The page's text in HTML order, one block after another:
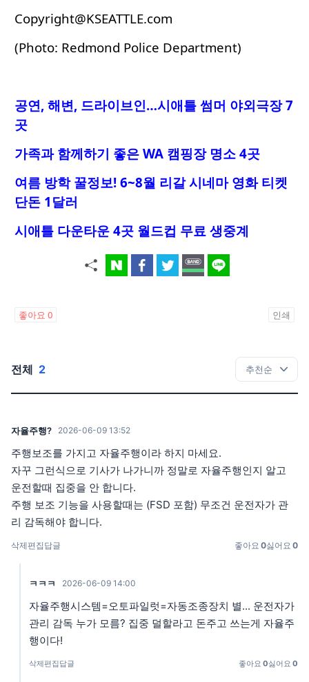
Copyright@KSEATTLE.com
(Photo: Redmond Police Department)
공연, 해변, 드라이브인…시애틀 썸머 야외극장 7
곳
가족과 함께하기 좋은 WA 캠핑장 명소 4곳
여름 방학 꿀정보! 6~8월 리갈 시네마 영화 티켓
단돈 1달러
시애틀 다운타운 4곳 월드컵 무료 생중계
좋아요 0 인쇄
전체 2
자율주행? 2026-06-09 13:52
주행보조를 가지고 자율주행이라 하지 마세요.
자꾸 그런식으로 기사가 나가니까 정말로 자율주행인지 알고
운전할때 집중을 안 합니다.
주행 보조 기능을 사용할때는 (FSD 포함) 무조건 운전자가 관
리 감독해야 합니다.
삭제편집 답글 좋아요 0싫어요 0
ㅋㅋㅋ 2026-06-09 14:00
자율주행시스템=오토파일럿=자동조종장치 별... 운전자가
관리 감독 누가 모름? 집중 덜할라고 돈주고 쓰는게 자율주
행이다!
삭제편집답글 좋아요 0싫어요 0